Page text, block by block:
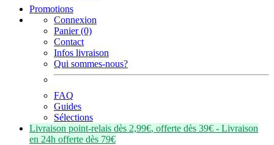
Promotions
Connexion
Panier (0)
Contact
Infos livraison
Qui sommes-nous?
FAQ
Guides
Sélections
Livraison point-relais dès 2,99€, offerte dès 39€ - Livraison
en 24h offerte dès 79€